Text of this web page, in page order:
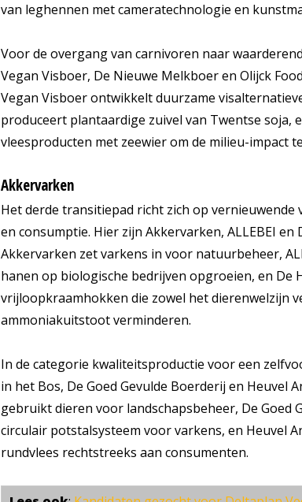
van leghennen met cameratechnologie en
Voor de overgang van carnivoren naar
Vegan Visboer, De Nieuwe Melkboer en Olijck
Vegan Visboer ontwikkelt duurzame
produceert plantaardige zuivel van Twentse soja,
vleesproducten met zeewier om de milieu-impact
Akkervarken
Het derde transitiepad richt zich op
en consumptie. Hier zijn Akkervarken, ALLEBEI en
Akkervarken zet varkens in voor natuurbeheer,
hanen op biologische bedrijven opgroeien, en De
vrijloopkraamhokken die zowel het dierenwelzijn
ammoniakuitstoot verminderen.
In de categorie kwaliteitsproductie voor een
in het Bos, De Goed Gevulde Boerderij en Heuvel
gebruikt dieren voor landschapsbeheer, De Goed
circulair potstalsysteem voor varkens, en Heuvel
rundvlees rechtstreeks aan consumenten.